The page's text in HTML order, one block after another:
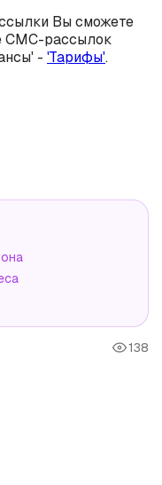
Вы сможете
СМС-рассылок
- 'Тарифы'.
138